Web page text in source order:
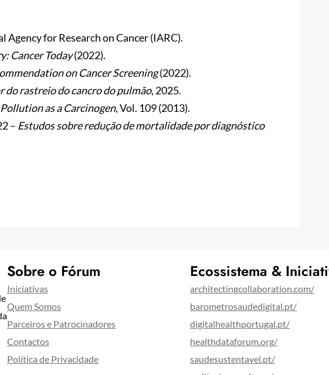
for Research on Cancer (IARC).
Cancer Today(2022).
on Cancer Screening(2022).
do rastreio do cancro do pulmão, 2025.
as a Carcinogen, Vol. 109 (2013).
– Estudos sobre redução de mortalidade por diagnóstico
Sobre o Fórum
Iniciativas
Quem Somos
Parceiros e Patrocinadores
Contactos
Política de Privacidade
Ecossistema &
architectingcollaboration.com/
barometrosaudedigital.pt/
digitalhealthportugal.pt/
healthdataforum.org/
saudesustentavel.pt/